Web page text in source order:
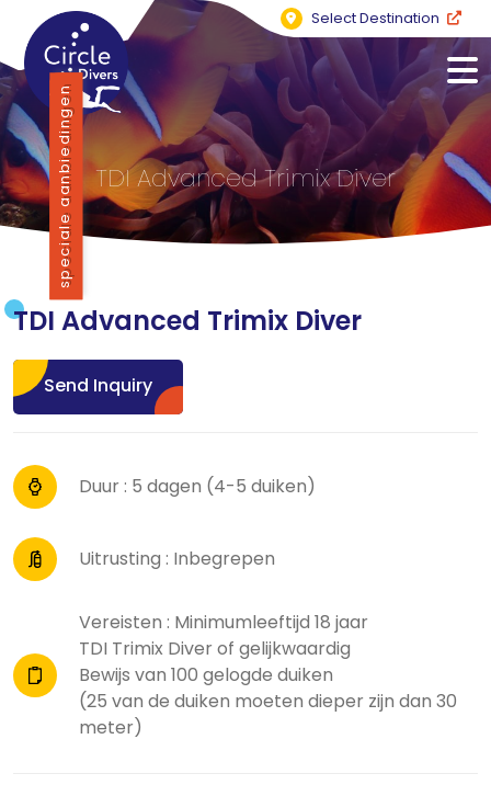
Select Destination
TDI Advanced Trimix Diver
TDI Advanced Trimix Diver
Send Inquiry
Duur : 5 dagen (4-5 duiken)
Uitrusting : Inbegrepen
Vereisten : Minimumleeftijd 18 jaar
TDI Trimix Diver of gelijkwaardig
Bewijs van 100 gelogde duiken
(25 van de duiken moeten dieper zijn dan 30
meter)
speciale aanbiedingen